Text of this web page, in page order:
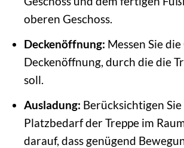
oberen Geschoss.
Deckenöffnung: Messen Sie
Deckenöffnung, durch die die
soll.
Ausladung: Berücksichtigen Sie
Platzbedarf der Treppe im
darauf, dass genügend